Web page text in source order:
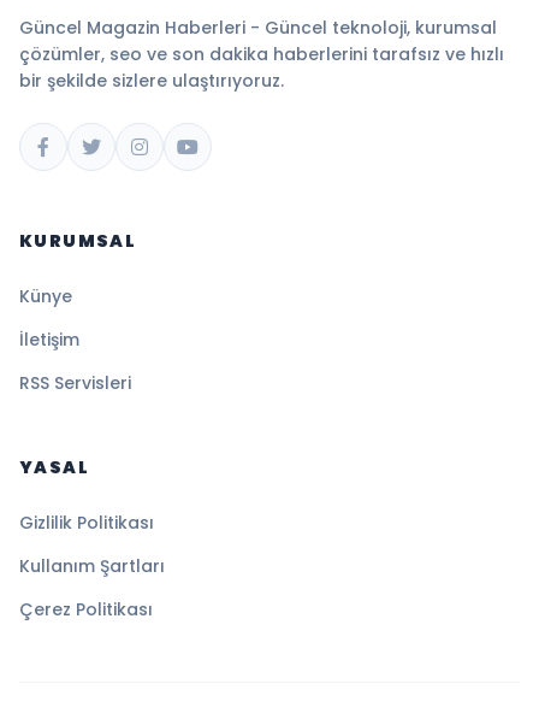
Güncel Magazin Haberleri - Güncel teknoloji, kurumsal
çözümler, seo ve son dakika haberlerini tarafsız ve hızlı
bir şekilde sizlere ulaştırıyoruz.
KURUMSAL
Künye
İletişim
RSS Servisleri
YASAL
Gizlilik Politikası
Kullanım Şartları
Çerez Politikası